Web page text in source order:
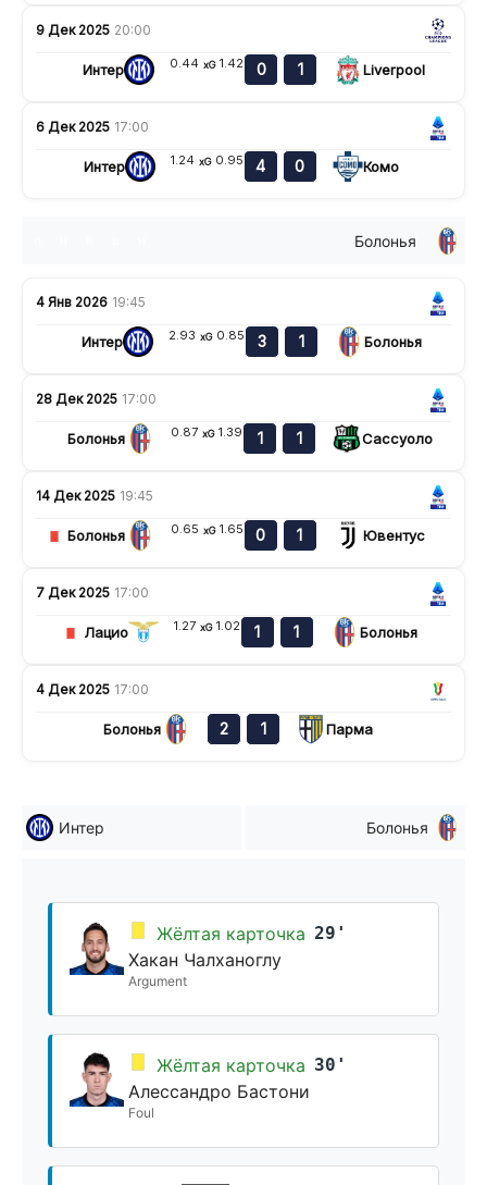
9 Дек 2025 20:00
Интер 0.44 xG 1.42 0 1 Liverpool
6 Дек 2025 17:00
Интер 1.24 xG 0.95 4 0 Комо
Болонья
4 Янв 2026 19:45
Интер 2.93 xG 0.85 3 1 Болонья
28 Дек 2025 17:00
Болонья 0.87 xG 1.39 1 1 Сассуоло
14 Дек 2025 19:45
Болонья 0.65 xG 1.65 0 1 Ювентус
7 Дек 2025 17:00
Лацио 1.27 xG 1.02 1 1 Болонья
4 Дек 2025 17:00
Болонья 2 1 Парма
Интер Болонья
Жёлтая карточка 29'
Хакан Чалханоглу
Argument
Жёлтая карточка 30'
Алессандро Бастони
Foul